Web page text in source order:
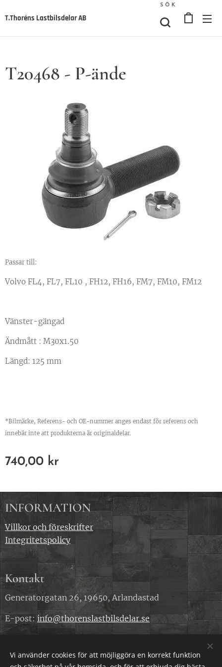
T.Thoréns Lastbilsdelar AB
SÖK
T20468 - P-ände
Passar till:
Volvo FL4, FL7, FL10 , FH12, FH16, FM7, FM10, FM12
Vänster-gängad
Ändmått : M30x1.50
Längd: 125 mm
*Bilmärke, Referens- och OE-nummer anges endast för referens och
innebär inte att produkterna är originaldelar.
740,00 kr
INFORMATION
Villkor och föreskrifter
Integritetspolicy
Kontakt
Generatorgatan 26, 19650, Arlandastad
E-post: info@thorenslastbilsdelar.se
Vi använder cookies för att möjliggöra en korrekt funktion